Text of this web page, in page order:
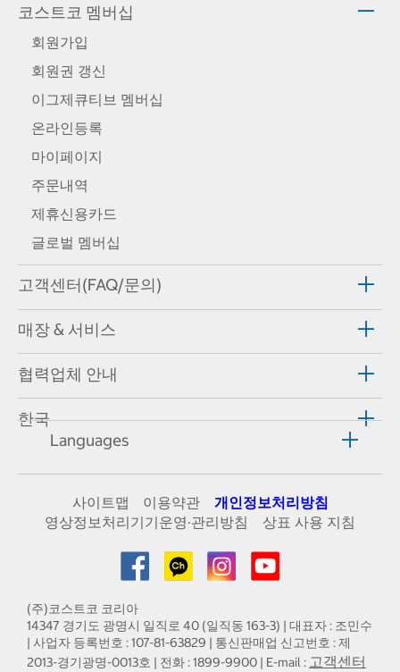
코스트코 멤버십
회원가입
회원권 갱신
이그제큐티브 멤버십
온라인등록
마이페이지
주문내역
제휴신용카드
글로벌 멤버십
고객센터(FAQ/문의)
매장 & 서비스
협력업체 안내
한국
Languages
사이트맵 이용약관
개인정보처리방침
영상정보처리기기운영·관리방침
상표 사용 지침
(주)코스트코 코리아
14347 경기도 광명시 일직로 40 (일직동 163-3) | 대표자 : 조민수
| 사업자 등록번호 : 107-81-63829 | 통신판매업 신고번호 : 제
2013-경기광명-0013호 | 전화 : 1899-9900 | E-mail : 고객센터